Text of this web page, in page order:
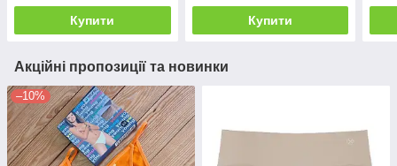
Купити Купити
Акційні пропозиції та новинки
–10%